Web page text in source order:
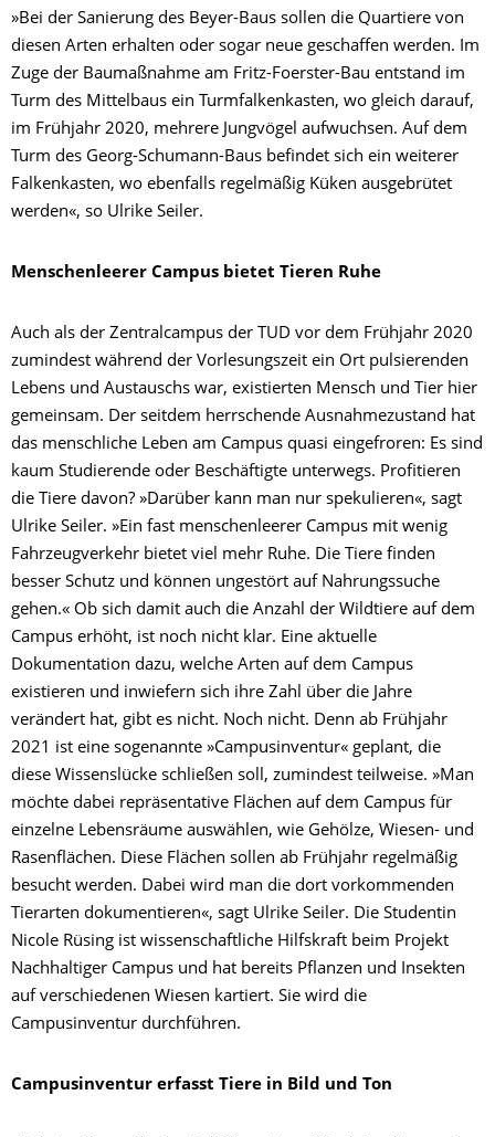
»Bei der Sanierung des Beyer-Baus sollen die Quartiere von
diesen Arten erhalten oder sogar neue geschaffen werden. Im
Zuge der Baumaßnahme am Fritz-Foerster-Bau entstand im
Turm des Mittelbaus ein Turmfalkenkasten, wo gleich darauf,
im Frühjahr 2020, mehrere Jungvögel aufwuchsen. Auf dem
Turm des Georg-Schumann-Baus befindet sich ein weiterer
Falkenkasten, wo ebenfalls regelmäßig Küken ausgebrütet
werden«, so Ulrike Seiler.
Menschenleerer Campus bietet Tieren Ruhe
Auch als der Zentralcampus der TUD vor dem Frühjahr 2020
zumindest während der Vorlesungszeit ein Ort pulsierenden
Lebens und Austauschs war, existierten Mensch und Tier hier
gemeinsam. Der seitdem herrschende Ausnahmezustand hat
das menschliche Leben am Campus quasi eingefroren: Es sind
kaum Studierende oder Beschäftigte unterwegs. Profitieren
die Tiere davon? »Darüber kann man nur spekulieren«, sagt
Ulrike Seiler. »Ein fast menschenleerer Campus mit wenig
Fahrzeugverkehr bietet viel mehr Ruhe. Die Tiere finden
besser Schutz und können ungestört auf Nahrungssuche
gehen.« Ob sich damit auch die Anzahl der Wildtiere auf dem
Campus erhöht, ist noch nicht klar. Eine aktuelle
Dokumentation dazu, welche Arten auf dem Campus
existieren und inwiefern sich ihre Zahl über die Jahre
verändert hat, gibt es nicht. Noch nicht. Denn ab Frühjahr
2021 ist eine sogenannte »Campusinventur« geplant, die
diese Wissenslücke schließen soll, zumindest teilweise. »Man
möchte dabei repräsentative Flächen auf dem Campus für
einzelne Lebensräume auswählen, wie Gehölze, Wiesen- und
Rasenflächen. Diese Flächen sollen ab Frühjahr regelmäßig
besucht werden. Dabei wird man die dort vorkommenden
Tierarten dokumentieren«, sagt Ulrike Seiler. Die Studentin
Nicole Rüsing ist wissenschaftliche Hilfskraft beim Projekt
Nachhaltiger Campus und hat bereits Pflanzen und Insekten
auf verschiedenen Wiesen kartiert. Sie wird die
Campusinventur durchführen.
Campusinventur erfasst Tiere in Bild und Ton